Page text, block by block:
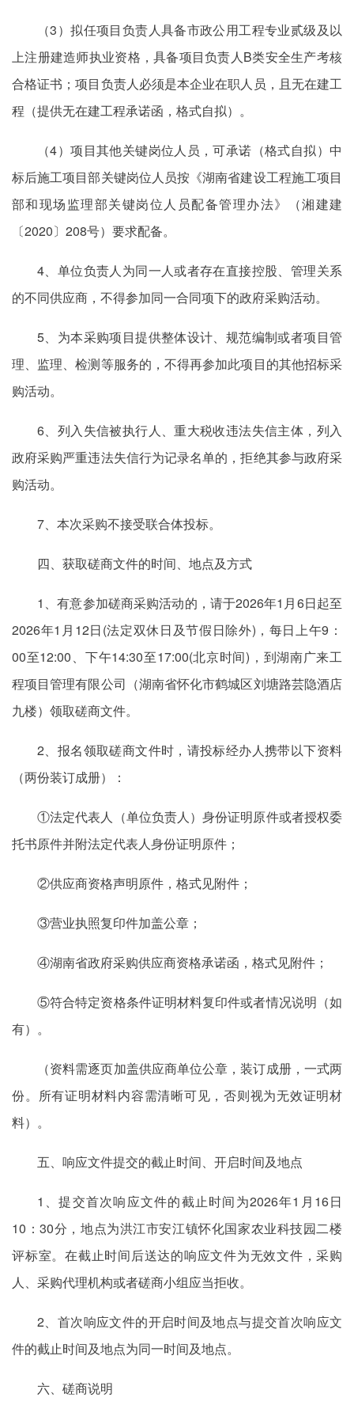
（3）拟任项目负责人具备市政公用工程专业贰级及以
上注册建造师执业资格，具备项目负责人B类安全生产考核
合格证书；项目负责人必须是本企业在职人员，且无在建工
程（提供无在建工程承诺函，格式自拟）。
（4）项目其他关键岗位人员，可承诺（格式自拟）中
标后施工项目部关键岗位人员按《湖南省建设工程施工项目
部和现场监理部关键岗位人员配备管理办法》（湘建建
〔2020〕208号）要求配备。
4、单位负责人为同一人或者存在直接控股、管理关系
的不同供应商，不得参加同一合同项下的政府采购活动。
5、为本采购项目提供整体设计、规范编制或者项目管
理、监理、检测等服务的，不得再参加此项目的其他招标采
购活动。
6、列入失信被执行人、重大税收违法失信主体，列入
政府采购严重违法失信行为记录名单的，拒绝其参与政府采
购活动。
7、本次采购不接受联合体投标。
四、获取磋商文件的时间、地点及方式
1、有意参加磋商采购活动的，请于2026年1月6日起至
2026年1月12日(法定双休日及节假日除外)，每日上午9：
00至12:00、下午14:30至17:00(北京时间)，到湖南广来工
程项目管理有限公司（湖南省怀化市鹤城区刘塘路芸隐酒店
九楼）领取磋商文件。
2、报名领取磋商文件时，请投标经办人携带以下资料
（两份装订成册）：
①法定代表人（单位负责人）身份证明原件或者授权委
托书原件并附法定代表人身份证明原件；
②供应商资格声明原件，格式见附件；
③营业执照复印件加盖公章；
④湖南省政府采购供应商资格承诺函，格式见附件；
⑤符合特定资格条件证明材料复印件或者情况说明（如
有）。
（资料需逐页加盖供应商单位公章，装订成册，一式两
份。所有证明材料内容需清晰可见，否则视为无效证明材
料）。
五、响应文件提交的截止时间、开启时间及地点
1、提交首次响应文件的截止时间为2026年1月16日
10：30分，地点为洪江市安江镇怀化国家农业科技园二楼
评标室。在截止时间后送达的响应文件为无效文件，采购
人、采购代理机构或者磋商小组应当拒收。
2、首次响应文件的开启时间及地点与提交首次响应文
件的截止时间及地点为同一时间及地点。
六、磋商说明